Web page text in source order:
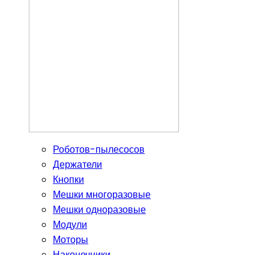
Роботов-пылесосов
Держатели
Кнопки
Мешки многоразовые
Мешки одноразовые
Модули
Моторы